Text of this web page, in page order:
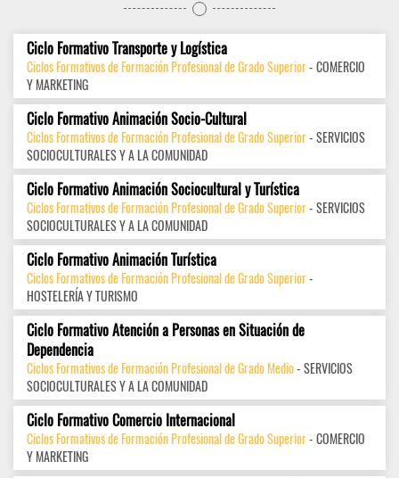
Ciclo Formativo Transporte y Logística
Ciclos Formativos de Formación Profesional de Grado Superior- COMERCIO
Y MARKETING
Ciclo Formativo Animación Socio-Cultural
Ciclos Formativos de Formación Profesional de Grado Superior- SERVICIOS
SOCIOCULTURALES Y A LA COMUNIDAD
Ciclo Formativo Animación Sociocultural y Turística
Ciclos Formativos de Formación Profesional de Grado Superior- SERVICIOS
SOCIOCULTURALES Y A LA COMUNIDAD
Ciclo Formativo Animación Turística
Ciclos Formativos de Formación Profesional de Grado Superior-
HOSTELERÍA Y TURISMO
Ciclo Formativo Atención a Personas en Situación de
Dependencia
Ciclos Formativos de Formación Profesional de Grado Medio- SERVICIOS
SOCIOCULTURALES Y A LA COMUNIDAD
Ciclo Formativo Comercio Internacional
Ciclos Formativos de Formación Profesional de Grado Superior- COMERCIO
Y MARKETING